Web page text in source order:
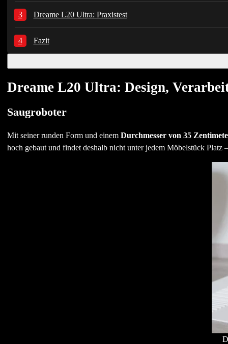
Dreame L20 Ultra: Praxistest
Fazit
Dreame L20 Ultra: Design,
Saugroboter
Mit seiner runden Form und einem Durchmesser von 35
hoch gebaut und findet deshalb nicht unter jedem Möbelstück Platz